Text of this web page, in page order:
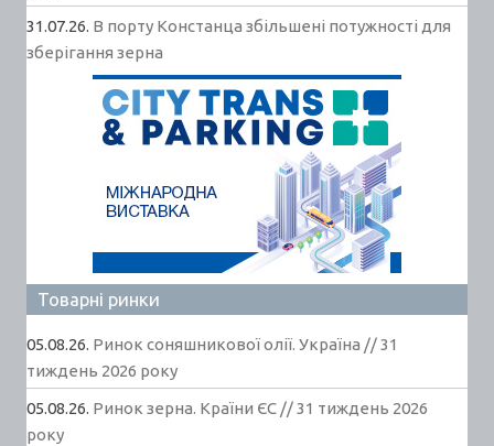
31.07.26. В порту Констанца збільшені потужності для
зберігання зерна
Товарні ринки
05.08.26. Ринок соняшникової олії. Україна // 31
тиждень 2026 року
05.08.26. Ринок зерна. Країни ЄС // 31 тиждень 2026
року